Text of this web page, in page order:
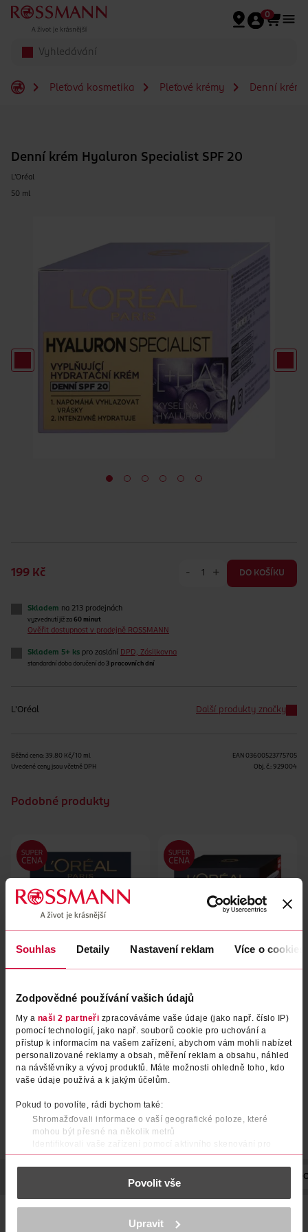
Souhlas Detaily Nastavení reklam Více o cookies
Zodpovědné používání vašich údajů
My a naši 2 partneři zpracováváme vaše údaje (jako např. číslo IP)
pomocí technologií, jako např. souborů cookie pro uchování a
přístup k informacím na vašem zařízení, abychom vám mohli nabízet
personalizované reklamy a obsah, měření reklam a obsahu, náhled
na návštěvníky a vývoj produktů. Máte možnosti ohledně toho, kdo
vaše údaje používá a k jakým účelům.
Pokud to povolíte, rádi bychom také:
Shromažďovali informace o vaší geografické poloze, které
mohou být přesné na několik metrů
Identifikovali vaše zařízení pomocí aktivního skenování pro
konkrétní charakteristiky (otisk prstu)
Zjistěte více o tom, jak zpracováváme vaše osobní údaje, a nastavte
části s podrobnostmi . Svůj souhlas můžete kdykoliv
K provozu stránek, personalizaci obsahu a reklam, funkcí sociálních
médií, analýze návštěvnosti, které mohou nést osobní údaje.
Povolit vše
Upravit
Přeskočit na hlavmní obsah
0
Pleťová kosmetika Pleťové krémy Denní krémy
Denní krém Hyaluron Specialist SPF 20
L'Oréal
50 ml
199 Kč - + DO KOŠÍKU
Skladem na 213 prodejnách
vyzvednutí již za 60 minut
Ověřit dostupnost v prodejně ROSSMANN
Skladem 5+ ks pro zaslání DPD, Zásilkovna
standardní doba doručení do 3 pracovních dní
L'Oréal Další produkty značky
Běžná cena: 39.80 Kč/10 ml
Uvedené ceny jsou včetně DPH
EAN 03600523775705
Obj. č.: 929004
Podobné produkty
proti vráskám s trojím účinkem
50 ml
369 Kč
DO KOŠÍKU
s SPF25 50 ml
L'Oréal
369 Kč
DO KOŠÍKU
NÁZEV VÝROBCE/
vysokou koncentraci dvou typů kyseliny hyaluronové, které